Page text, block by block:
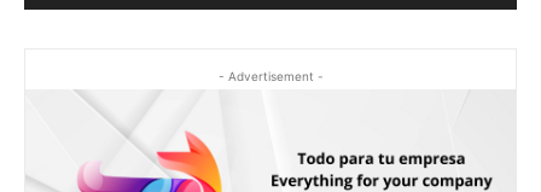
- Advertisement -